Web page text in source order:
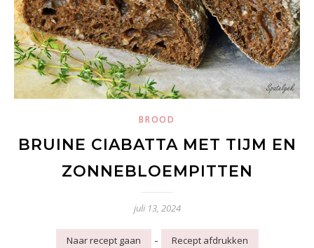
BROOD
BRUINE CIABATTA MET TIJM EN
ZONNEBLOEMPITTEN
juli 13, 2024
Naar recept gaan - Recept afdrukken